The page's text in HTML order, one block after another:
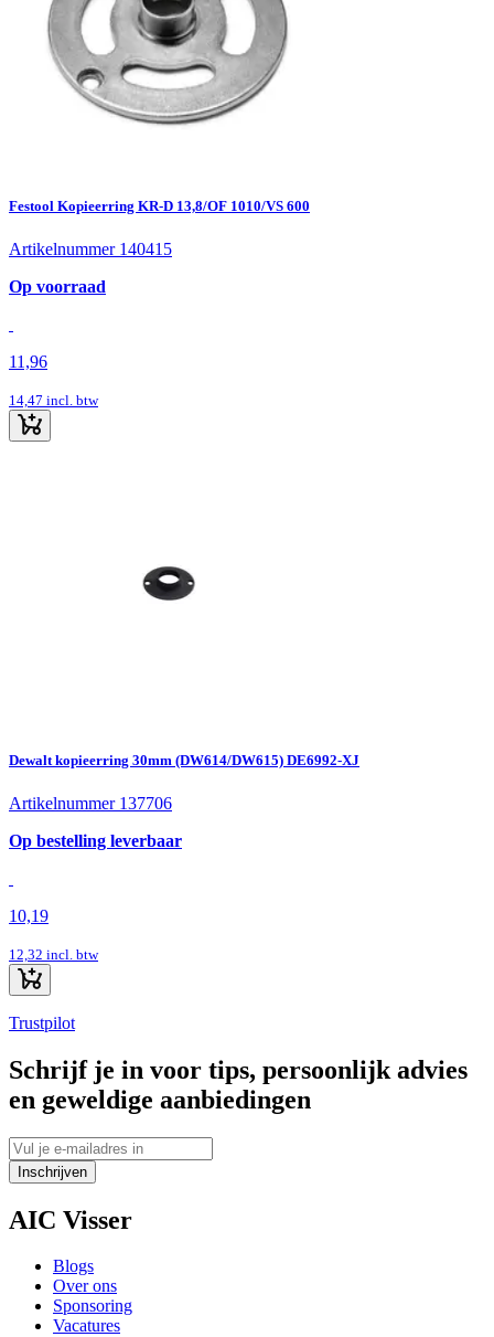
Festool Kopieerring KR-D 13,8/OF 1010/VS 600
Artikelnummer 140415
Op voorraad
11,96
14,47 incl. btw
Dewalt kopieerring 30mm (DW614/DW615) DE6992-XJ
Artikelnummer 137706
Op bestelling leverbaar
10,19
12,32 incl. btw
Trustpilot
Schrijf je in voor tips, persoonlijk advies
en geweldige aanbiedingen
Inschrijven
AIC Visser
Blogs
Over ons
Sponsoring
Vacatures